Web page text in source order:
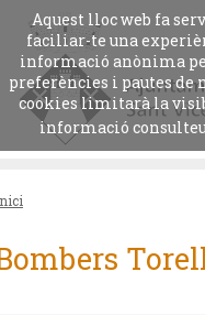
Aquest lloc web fa
faciliar-te una
informació anònima
preferències i pautes de
cookies limitarà la
informació consulteu